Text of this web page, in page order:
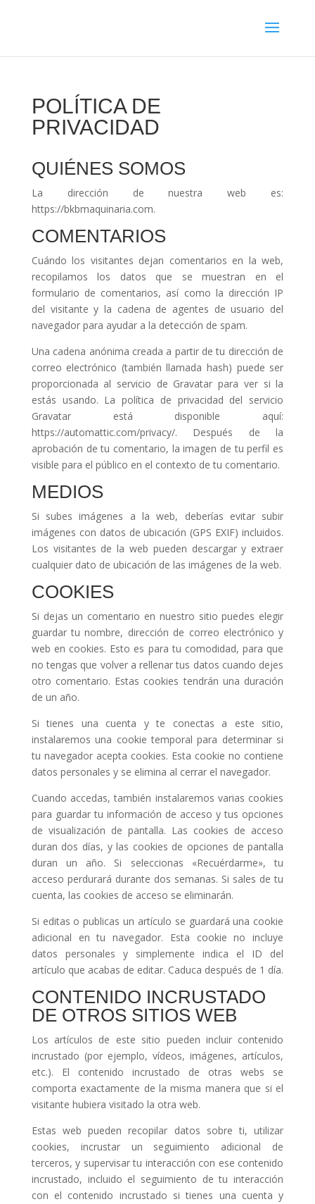
POLÍTICA DE
PRIVACIDAD
QUIÉNES SOMOS
La dirección de nuestra web es:
https://bkbmaquinaria.com.
COMENTARIOS
Cuándo los visitantes dejan comentarios en la web,
recopilamos los datos que se muestran en el
formulario de comentarios, así como la dirección IP
del visitante y la cadena de agentes de usuario del
navegador para ayudar a la detección de spam.
Una cadena anónima creada a partir de tu dirección de
correo electrónico (también llamada hash) puede ser
proporcionada al servicio de Gravatar para ver si la
estás usando. La política de privacidad del servicio
Gravatar está disponible aquí:
https://automattic.com/privacy/. Después de la
aprobación de tu comentario, la imagen de tu perfil es
visible para el público en el contexto de tu comentario.
MEDIOS
Si subes imágenes a la web, deberías evitar subir
imágenes con datos de ubicación (GPS EXIF) incluidos.
Los visitantes de la web pueden descargar y extraer
cualquier dato de ubicación de las imágenes de la web.
COOKIES
Si dejas un comentario en nuestro sitio puedes elegir
guardar tu nombre, dirección de correo electrónico y
web en cookies. Esto es para tu comodidad, para que
no tengas que volver a rellenar tus datos cuando dejes
otro comentario. Estas cookies tendrán una duración
de un año.
Si tienes una cuenta y te conectas a este sitio,
instalaremos una cookie temporal para determinar si
tu navegador acepta cookies. Esta cookie no contiene
datos personales y se elimina al cerrar el navegador.
Cuando accedas, también instalaremos varias cookies
para guardar tu información de acceso y tus opciones
de visualización de pantalla. Las cookies de acceso
duran dos días, y las cookies de opciones de pantalla
duran un año. Si seleccionas «Recuérdarme», tu
acceso perdurará durante dos semanas. Si sales de tu
cuenta, las cookies de acceso se eliminarán.
Si editas o publicas un artículo se guardará una cookie
adicional en tu navegador. Esta cookie no incluye
datos personales y simplemente indica el ID del
artículo que acabas de editar. Caduca después de 1 día.
CONTENIDO INCRUSTADO
DE OTROS SITIOS WEB
Los artículos de este sitio pueden incluir contenido
incrustado (por ejemplo, vídeos, imágenes, artículos,
etc.). El contenido incrustado de otras webs se
comporta exactamente de la misma manera que si el
visitante hubiera visitado la otra web.
Estas web pueden recopilar datos sobre ti, utilizar
cookies, incrustar un seguimiento adicional de
terceros, y supervisar tu interacción con ese contenido
incrustado, incluido el seguimiento de tu interacción
con el contenido incrustado si tienes una cuenta y